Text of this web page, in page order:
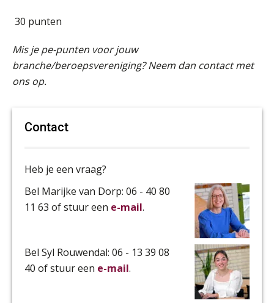
30 punten
Mis je pe-punten voor jouw
branche/beroepsvereniging? Neem dan contact met
ons op.
Contact
Heb je een vraag?
Bel Marijke van Dorp: 06 - 40 80
11 63 of stuur een e-mail.
Bel Syl Rouwendal: 06 - 13 39 08
40 of stuur een e-mail.